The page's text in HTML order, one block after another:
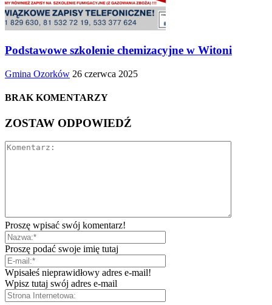
Podstawowe szkolenie chemizacyjne w Witoni
Gmina Ozorków 26 czerwca 2025
BRAK KOMENTARZY
ZOSTAW ODPOWIEDŹ
Proszę wpisać swój komentarz!
Proszę podać swoje imię tutaj
Wpisałeś nieprawidłowy adres e-mail!
Wpisz tutaj swój adres e-mail